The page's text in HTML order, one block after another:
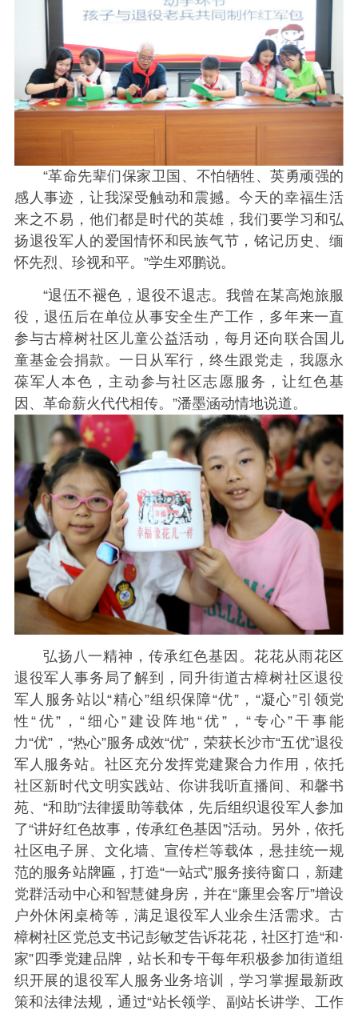
“革命先辈们保家卫国、不怕牺牲、英勇顽强的
感人事迹，让我深受触动和震撼。今天的幸福生活
来之不易，他们都是时代的英雄，我们要学习和弘
扬退役军人的爱国情怀和民族气节，铭记历史、缅
怀先烈、珍视和平。”学生邓鹏说。
“退伍不褪色，退役不退志。我曾在某高炮旅服
役，退伍后在单位从事安全生产工作，多年来一直
参与古樟树社区儿童公益活动，每月还向联合国儿
童基金会捐款。一日从军行，终生跟党走，我愿永
葆军人本色，主动参与社区志愿服务，让红色基
因、革命薪火代代相传。”潘墨涵动情地说道。
弘扬八一精神，传承红色基因。花花从雨花区
退役军人事务局了解到，同升街道古樟树社区退役
军人服务站以“精心”组织保障“优”，“凝心”引领党
性“优”，“细心”建设阵地“优”，“专心”干事能
力“优”，“热心”服务成效“优”，荣获长沙市“五优”退役
军人服务站。社区充分发挥党建聚合力作用，依托
社区新时代文明实践站、你讲我听直播间、和馨书
苑、“和助”法律援助等载体，先后组织退役军人参加
了“讲好红色故事，传承红色基因”活动。另外，依托
社区电子屏、文化墙、宣传栏等载体，悬挂统一规
范的服务站牌匾，打造“一站式”服务接待窗口，新建
党群活动中心和智慧健身房，并在“廉里会客厅”增设
户外休闲桌椅等，满足退役军人业余生活需求。古
樟树社区党总支书记彭敏芝告诉花花，社区打造“和·
家”四季党建品牌，站长和专干每年积极参加街道组
织开展的退役军人服务业务培训，学习掌握最新政
策和法律法规，通过“站长领学、副站长讲学、工作